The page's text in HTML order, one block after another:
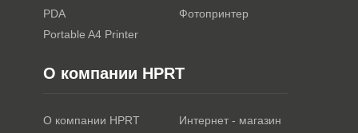
PDA
Фотопринтер
Portable A4 Printer
О компании HPRT
О компании HPRT
Интернет - магазин